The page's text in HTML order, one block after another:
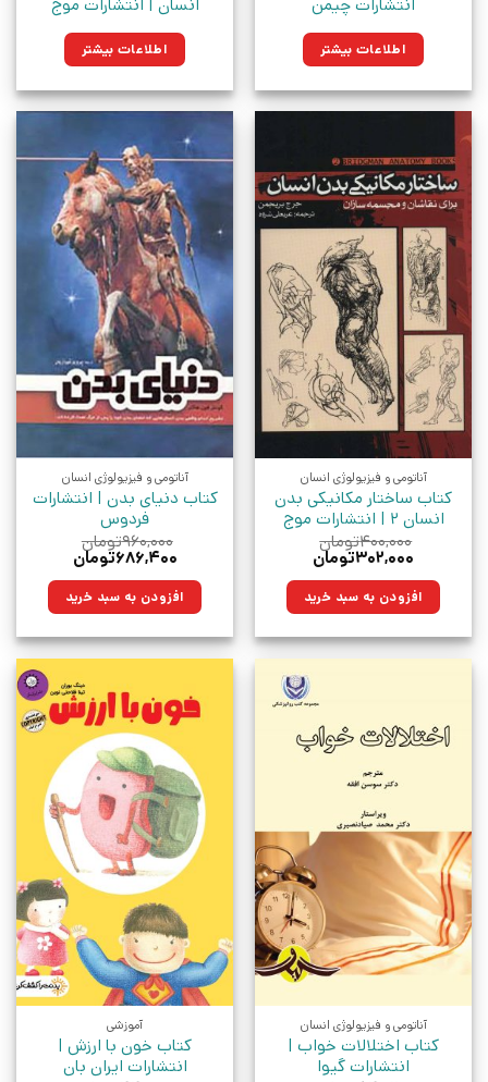
انتشارات چیمن
اطلاعات بیشتر
انسان | انتشارات موج
اطلاعات بیشتر
آناتومی و فیزیولوژی انسان
کتاب ساختار مکانیکی بدن
انسان 2 | انتشارات موج
۴۰۰,۰۰۰تومان
قیمت
۴۰۰,۰۰۰تومان
بود.
۳۰۲,۰۰۰تومان
۳۰۲,۰۰۰تومان.افزودن به سبد خرید
آناتومی و فیزیولوژی انسان
کتاب دنیای بدن | انتشارات
فردوس
۹۶۰,۰۰۰تومان
قیمت
۹۶۰,۰۰۰تومان
بود.
۶۸۶,۴۰۰تومان
۶۸۶,۴۰۰تومان.افزودن به سبد خرید
آناتومی و فیزیولوژی انسان
کتاب اختلالات خواب |
انتشارات گیوا
آموزشی
کتاب خون با ارزش |
انتشارات ایران بان